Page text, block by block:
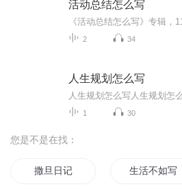
活动总结怎么写
2 34
人生规划怎么写
1 30
您是不是在找：
撒旦日记 生活不如写书